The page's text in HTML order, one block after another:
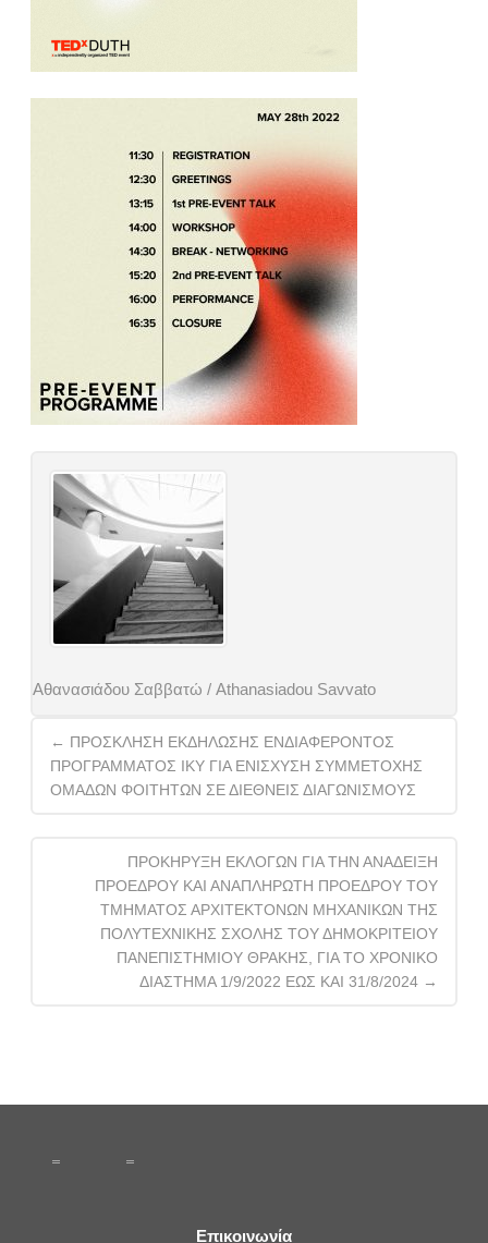
Αθανασιάδου Σαββατώ / Athanasiadou Savvato
navigation
← ΠΡΟΣΚΛΗΣΗ ΕΚΔΗΛΩΣΗΣ ΕΝΔΙΑΦΕΡΟΝΤΟΣ
ΠΡΟΓΡΑΜΜΑΤΟΣ ΙΚΥ ΓΙΑ ΕΝΙΣΧΥΣΗ ΣΥΜΜΕΤΟΧΗΣ
ΟΜΑΔΩΝ ΦΟΙΤΗΤΩΝ ΣΕ ΔΙΕΘΝΕΙΣ ΔΙΑΓΩΝΙΣΜΟΥΣ
ΠΡΟΚΗΡΥΞΗ ΕΚΛΟΓΩΝ ΓΙΑ ΤΗΝ ΑΝΑΔΕΙΞΗ
ΠΡΟΕΔΡΟΥ ΚΑΙ ΑΝΑΠΛΗΡΩΤΗ ΠΡΟΕΔΡΟΥ ΤΟΥ
ΤΜΗΜΑΤΟΣ ΑΡΧΙΤΕΚΤΟΝΩΝ ΜΗΧΑΝΙΚΩΝ ΤΗΣ
ΠΟΛΥΤΕΧΝΙΚΗΣ ΣΧΟΛΗΣ ΤΟΥ ΔΗΜΟΚΡΙΤΕΙΟΥ
ΠΑΝΕΠΙΣΤΗΜΙΟΥ ΘΡΑΚΗΣ, ΓΙΑ ΤΟ ΧΡΟΝΙΚΟ
ΔΙΑΣΤΗΜΑ 1/9/2022 ΕΩΣ ΚΑΙ 31/8/2024 →
Επικοινωνία